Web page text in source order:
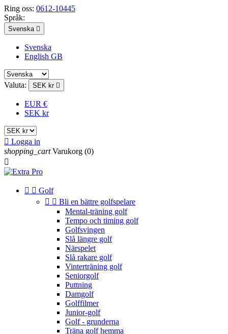
Ring oss: 0612-10445
Språk:
Svenska 
Svenska
English GB
Valuta: SEK kr 
EUR €
SEK kr
 Logga in
shopping_cart Varukorg (0)

  Golf
  Bli en bättre golfspelare
Mental-träning golf
Tempo och timing golf
Golfsvingen
Slå längre golf
Närspelet
Slå rakare golf
Vinterträning golf
Seniorgolf
Puttning
Damgolf
Golffilmer
Junior-golf
Golf - grunderna
Träna golf hemma